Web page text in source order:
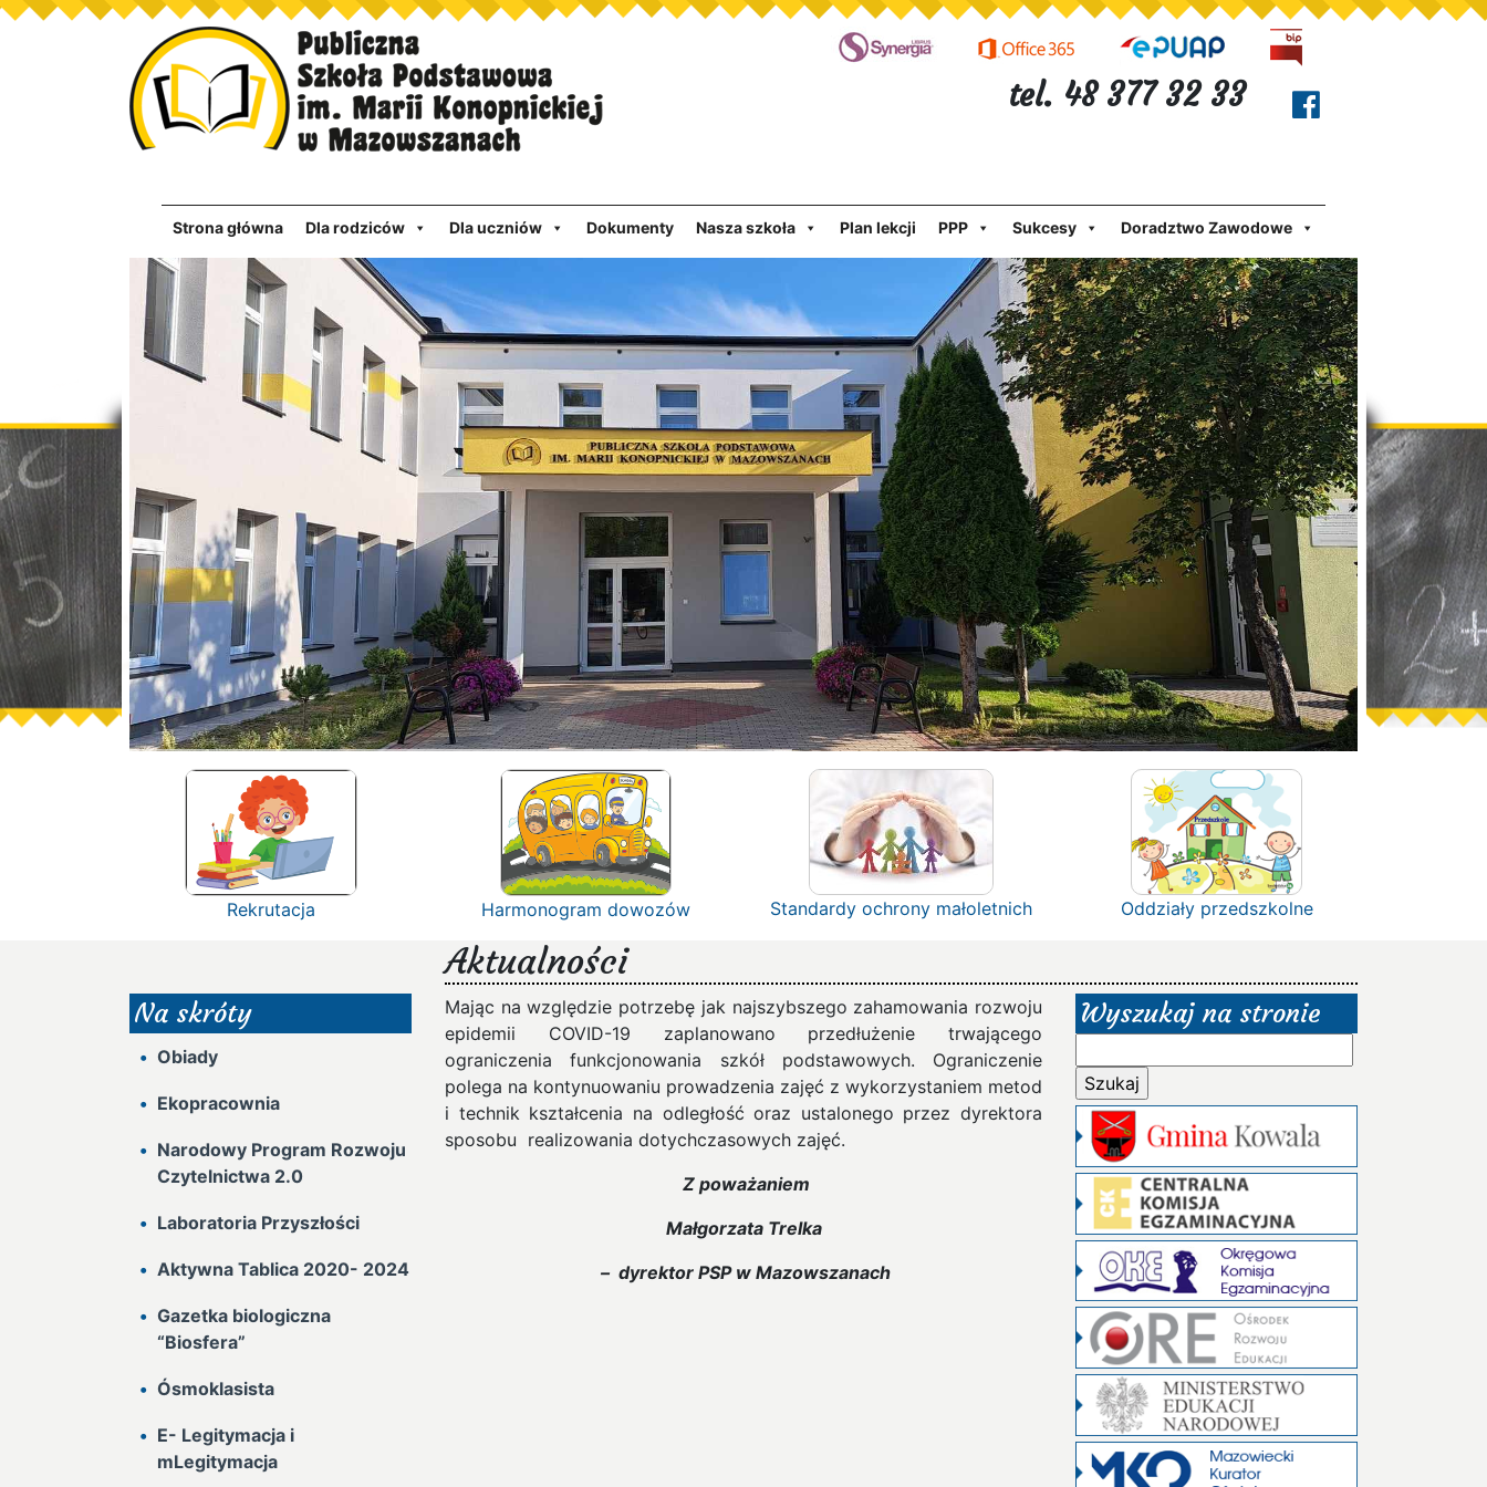
tel. 48 377 32 33
Strona główna Dla rodziców Dla uczniów Dokumenty Nasza szkoła Plan lekcji PPP Sukcesy Doradztwo Zawodowe
Rekrutacja Harmonogram dowozów Standardy ochrony małoletnich Oddziały przedszkolne
Aktualności
Na skróty
Obiady
Ekopracownia
Narodowy Program Rozwoju
Czytelnictwa 2.0
Laboratoria Przyszłości
Aktywna Tablica 2020- 2024
Gazetka biologiczna
“Biosfera”
Ósmoklasista
E- Legitymacja i
mLegitymacja
Mając na względzie potrzebę jak najszybszego zahamowania rozwoju
epidemii COVID-19 zaplanowano przedłużenie trwającego
ograniczenia funkcjonowania szkół podstawowych. Ograniczenie
polega na kontynuowaniu prowadzenia zajęć z wykorzystaniem metod
i technik kształcenia na odległość oraz ustalonego przez dyrektora
sposobu realizowania dotychczasowych zajęć.
Z poważaniem
Małgorzata Trelka
– dyrektor PSP w Mazowszanach
Wyszukaj na stronie